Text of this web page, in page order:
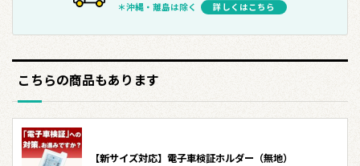
＊沖縄・離島は除く 詳しくはこちら
こちらの商品もあります
【新サイズ対応】電子車検証ホルダー（無地）